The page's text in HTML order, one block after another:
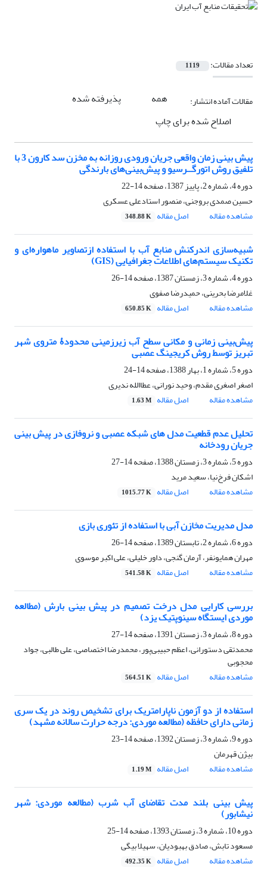
تعداد مقالات: 1119
مقالات آماده انتشار: همه
پذیرفته شده
اصلاح شده برای چاپ
پیش بینی زمان واقعی جریان‌ ورودی روزانه به مخزن سد کارون 3 با
تلفیق روش اتورگــرسیو و پیش‌بینی‌های بارندگی
دوره 4، شماره 2، پاییز 1387، صفحه
14-22
حسین صمدی بروجنی، منصور استادعلی عسکری
مشاهده مقاله
اصل مقاله 348.88 K
شبیه‌سازی اندرکنش منابع آب با استفاده ازتصاویر ماهواره‌ای و
تکنیک سیستم‌های اطلاعات جغرافیایی (GIS)
دوره 4، شماره 3، زمستان 1387، صفحه
14-26
غلامرضا بحرینی، حمیدرضا صفوی
مشاهده مقاله
اصل مقاله 650.85 K
پیش‌بینی زمانی و مکانی سطح آب‌ زیرزمینی محدودۀ متروی شهر
تبریز توسط روش کریجینگ عصبی
دوره 5، شماره 1، بهار 1388، صفحه
14-24
اصغر اصغری مقدم، وحید نورانی، عطاالله ندیری
مشاهده مقاله
اصل مقاله 1.63 M
تحلیل عدم قطعیت مدل های شبکه عصبی و نروفازی در پیش بینی
جریان رودخانه
دوره 5، شماره 3، زمستان 1388، صفحه
14-27
اشکان فرخ‌نیا، سعید مرید
مشاهده مقاله
اصل مقاله 1015.77 K
مدل مدیریت مخازن آبی با استفاده از تئوری بازی
دوره 6، شماره 2، تابستان 1389، صفحه
14-26
مهران همایونفر، آرمان گنجی، داور خلیلی، علی اکبر موسوی
مشاهده مقاله
اصل مقاله 541.58 K
بررسی کارایی مدل درخت تصمیم در پیش بینی بارش (مطالعه
موردی ایستگاه سینوپتیک یزد)
دوره 8، شماره 3، زمستان 1391، صفحه
14-27
محمدتقی دستورانی، اعظم حبیبی‌پور، محمدرضا اختصاصی، علی طالبی، جواد
محجوبی
مشاهده مقاله
اصل مقاله 564.51 K
استفاده از دو آزمون ناپارامتریک برای تشخیص روند در یک سری
زمانی دارای حافظه (مطالعه موردی: درجه حرارت سالانه مشهد)
دوره 9، شماره 3، زمستان 1392، صفحه
14-23
بیژن قهرمان
مشاهده مقاله
اصل مقاله 1.19 M
پیش بینی بلند مدت تقاضای آب شرب (مطالعه موردی: شهر
نیشابور)
دوره 10، شماره 3، زمستان 1393، صفحه
14-25
مسعود تابش، صادق بهبودیان، سهیلا بیگی
مشاهده مقاله
اصل مقاله 492.35 K